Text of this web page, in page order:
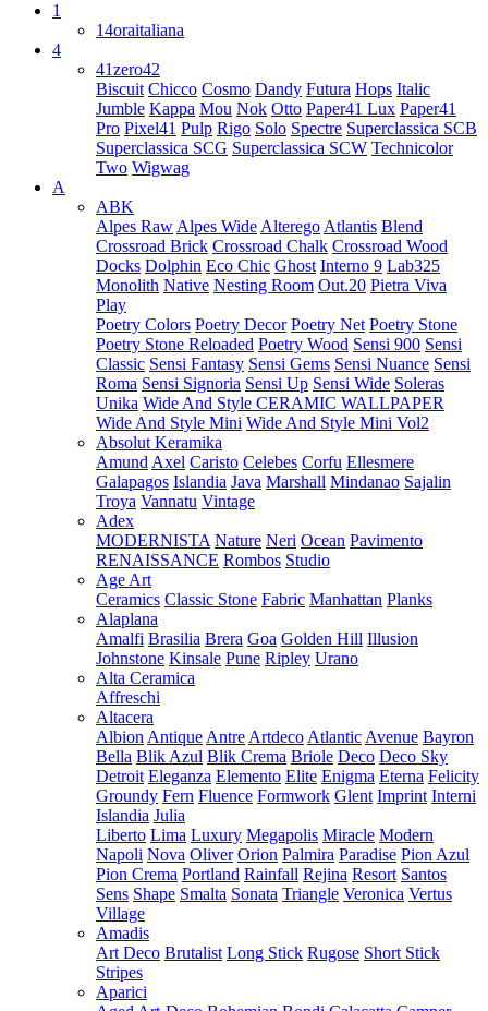
1
14oraitaliana
4
41zero42
Biscuit Chicco Cosmo Dandy Futura Hops Italic
Jumble Kappa Mou Nok Otto Paper41 Lux Paper41
Pro Pixel41 Pulp Rigo Solo Spectre Superclassica SCB
Superclassica SCG Superclassica SCW Technicolor
Two Wigwag
A
ABK
Alpes Raw Alpes Wide Alterego Atlantis Blend
Crossroad Brick Crossroad Chalk Crossroad Wood
Docks Dolphin Eco Chic Ghost Interno 9 Lab325
Monolith Native Nesting Room Out.20 Pietra Viva
Play
Poetry Colors Poetry Decor Poetry Net Poetry Stone
Poetry Stone Reloaded Poetry Wood Sensi 900 Sensi
Classic Sensi Fantasy Sensi Gems Sensi Nuance Sensi
Roma Sensi Signoria Sensi Up Sensi Wide Soleras
Unika Wide And Style CERAMIC WALLPAPER
Wide And Style Mini Wide And Style Mini Vol2
Absolut Keramika
Amund Axel Caristo Celebes Corfu Ellesmere
Galapagos Islandia Java Marshall Mindanao Sajalin
Troya Vannatu Vintage
Adex
MODERNISTA Nature Neri Ocean Pavimento
RENAISSANCE Rombos Studio
Age Art
Ceramics Classic Stone Fabric Manhattan Planks
Alaplana
Amalfi Brasilia Brera Goa Golden Hill Illusion
Johnstone Kinsale Pune Ripley Urano
Alta Ceramica
Affreschi
Altacera
Albion Antique Antre Artdeco Atlantic Avenue Bayron
Bella Blik Azul Blik Crema Briole Deco Deco Sky
Detroit Eleganza Elemento Elite Enigma Eterna Felicity
Groundy Fern Fluence Formwork Glent Imprint Interni
Islandia Julia
Liberto Lima Luxury Megapolis Miracle Modern
Napoli Nova Oliver Orion Palmira Paradise Pion Azul
Pion Crema Portland Rainfall Rejina Resort Santos
Sens Shape Smalta Sonata Triangle Veronica Vertus
Village
Amadis
Art Deco Brutalist Long Stick Rugose Short Stick
Stripes
Aparici